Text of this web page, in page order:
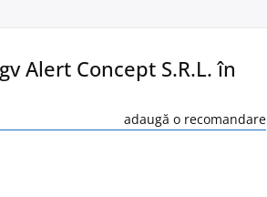
Alert Concept S.R.L. în
adaugă o recomandare